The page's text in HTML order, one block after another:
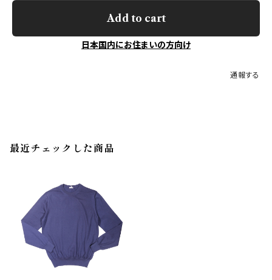
Add to cart
日本国内にお住まいの方向け
通報する
最近チェックした商品